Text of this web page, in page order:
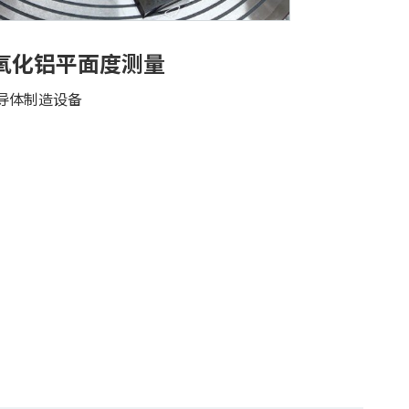
化铝平面度测量
体制造设备